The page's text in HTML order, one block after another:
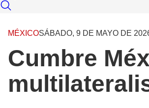
MÉXICOSÁBADO, 9 DE MAYO DE
Cumbre